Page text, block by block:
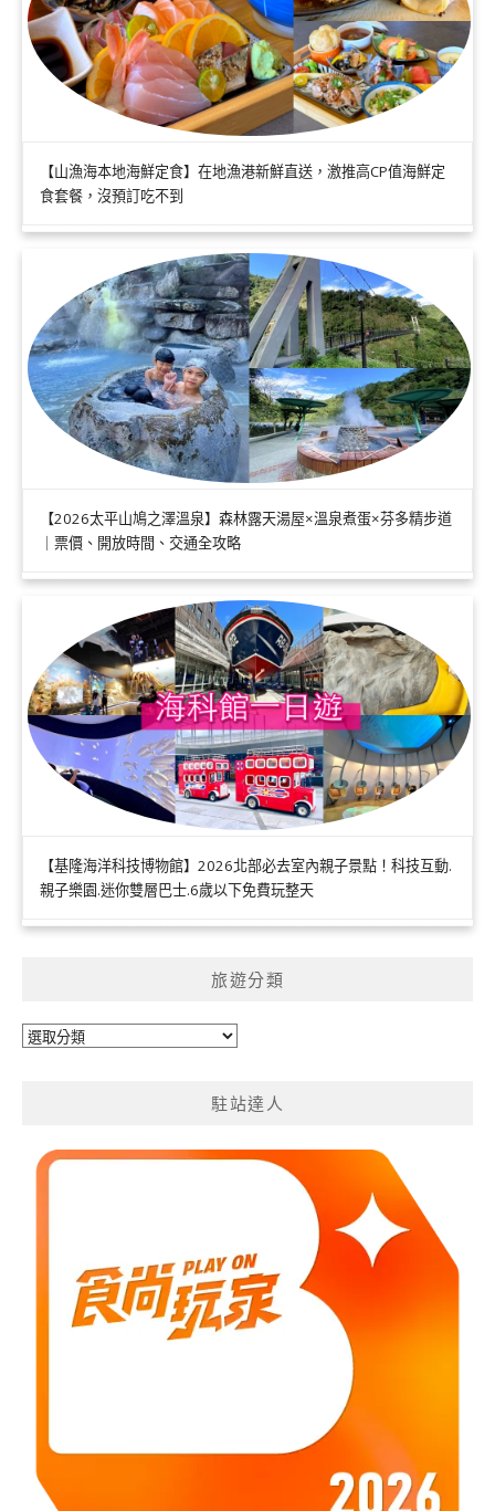
【山漁海本地海鮮定食】在地漁港新鮮直送，激推高CP值海鮮定
食套餐，沒預訂吃不到
【2026太平山鳩之澤溫泉】森林露天湯屋×溫泉煮蛋×芬多精步道
｜票價、開放時間、交通全攻略
【基隆海洋科技博物館】2026北部必去室內親子景點！科技互動.
親子樂園.迷你雙層巴士.6歲以下免費玩整天
旅遊分類
旅
駐站達人